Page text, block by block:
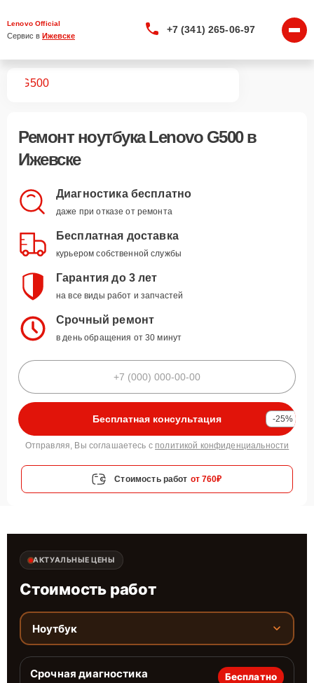
Lenovo Official
Сервис в Ижевске
+7 (341) 265-06-97
G500
Ремонт ноутбука Lenovo G500в
Ижевске
Диагностика бесплатно
даже при отказе от ремонта
Бесплатная доставка
курьером собственной службы
Гарантия до 3 лет
на все виды работ и запчастей
Срочный ремонт
в день обращения от 30 минут
Бесплатная консультация -25%
Отправляя, Вы соглашаетесь с политикой конфиденциальности
Стоимость работ от 760₽
АКТУАЛЬНЫЕ ЦЕНЫ
Стоимость работ
Ноутбук
Срочная диагностика Бесплатно